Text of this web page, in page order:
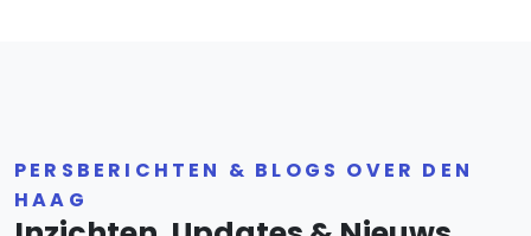
PERSBERICHTEN & BLOGS OVER DEN
HAAG